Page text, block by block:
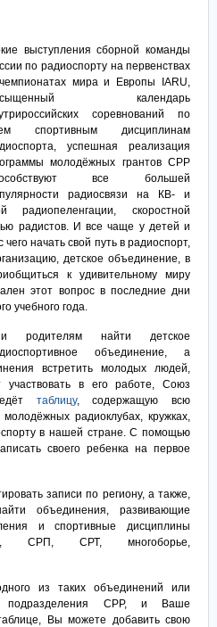
выступления сборной команды
по радиоспорту на первенствах
мира и Европы IARU,
календарь
соревнований по
спортивным дисциплинам
успешная реализация
молодёжных грантов СРР
все большей
радиосвязи на КВ- и
радиопеленгации, скоростной
радистов. И все чаще у детей и
начать свой путь в радиоспорт,
детское объединение, в
к удивительному миру
этот вопрос в последние дни
учебного года.
найти детское
объединение, а
встретить молодых людей,
участвовать в его работе, Союз
таблицу, содержащую всю
радиоклубах, кружках,
в нашей стране. С помощью
своего ребенка на первое
записи по региону, а также,
объединения, развивающие
и спортивные дисциплины
СРП, СРТ, многоборье,
из таких объединений или
подразделения СРР, и Ваше
Вы можете добавить свою